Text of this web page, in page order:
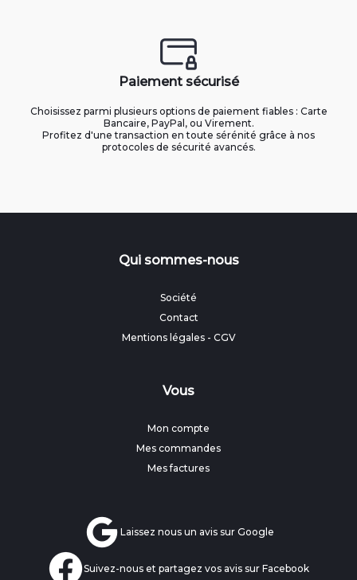
Paiement sécurisé
Choisissez parmi plusieurs options de paiement fiables : Carte
Bancaire, PayPal, ou Virement.
Profitez d'une transaction en toute sérénité grâce à nos
protocoles de sécurité avancés.
Qui sommes-nous
Société
Contact
Mentions légales- CGV
Vous
Mon compte
Mes commandes
Mes factures
Laissez nous un avis sur Google
Suivez-nous et partagez vos avis sur Facebook